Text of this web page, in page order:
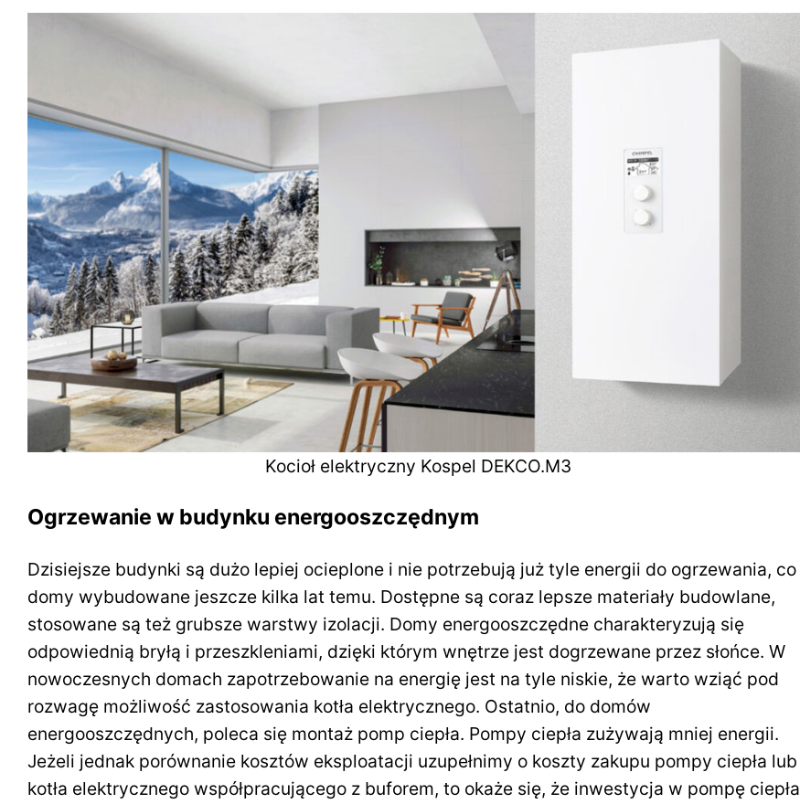
Kocioł elektryczny Kospel DEKCO.M3
Ogrzewanie w budynku energooszczędnym
Dzisiejsze budynki są dużo lepiej ocieplone i nie potrzebują już tyle energii do ogrzewania, co
domy wybudowane jeszcze kilka lat temu. Dostępne są coraz lepsze materiały budowlane,
stosowane są też grubsze warstwy izolacji. Domy energooszczędne charakteryzują się
odpowiednią bryłą i przeszkleniami, dzięki którym wnętrze jest dogrzewane przez słońce. W
nowoczesnych domach zapotrzebowanie na energię jest na tyle niskie, że warto wziąć pod
rozwagę możliwość zastosowania kotła elektrycznego. Ostatnio, do domów
energooszczędnych, poleca się montaż pomp ciepła. Pompy ciepła zużywają mniej energii.
Jeżeli jednak porównanie kosztów eksploatacji uzupełnimy o koszty zakupu pompy ciepła lub
kotła elektrycznego współpracującego z buforem, to okaże się, że inwestycja w pompę ciepła